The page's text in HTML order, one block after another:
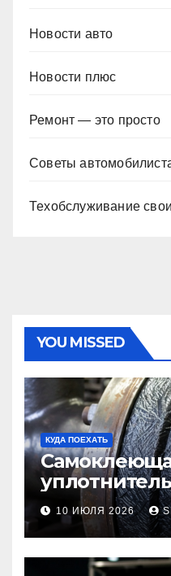
Новости авто
Новости плюс
Ремонт — это просто
Советы
Техобслуживание
YOU MISSED
КУДА ПОЕХАТЬ
соединений
10 ИЮЛЯ 2026